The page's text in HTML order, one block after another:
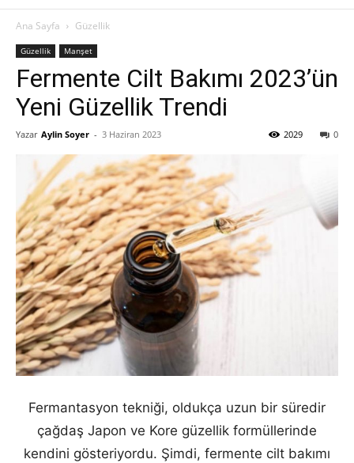
Ana Sayfa Güzellik
Güzellik Manşet
Fermente Cilt Bakımı 2023’ün
Yeni Güzellik Trendi
Yazar Aylin Soyer - 3 Haziran 2023 0
2029
Fermantasyon tekniği, oldukça uzun bir süredir
çağdaş Japon ve Kore güzellik formüllerinde
kendini gösteriyordu. Şimdi, fermente cilt bakımı